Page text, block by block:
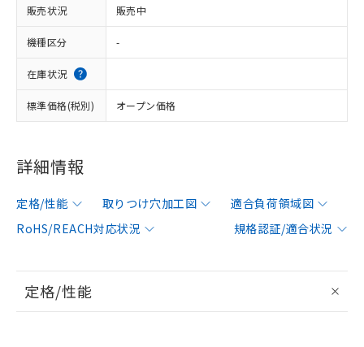
販売状況 販売中
機種区分 -
在庫状況
標準価格(税別) オープン価格
詳細情報
定格/性能 取りつけ穴加工図
適合負荷領域図
RoHS/REACH対応状況
規格認証/適合状況
定格/性能